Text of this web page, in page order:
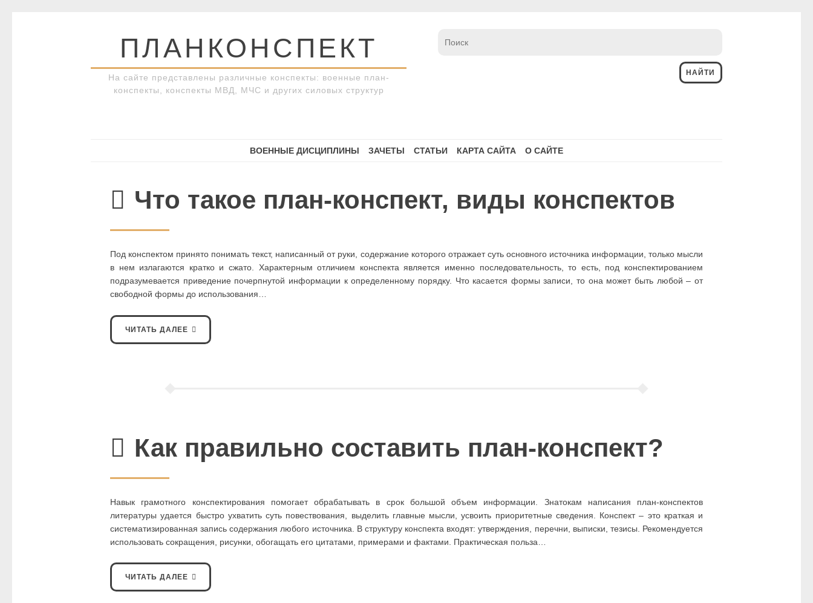
ПЛАНКОНСПЕКТ
На сайте представлены различные конспекты: военные план-
конспекты, конспекты МВД, МЧС и других силовых структур
ВОЕННЫЕ ДИСЦИПЛИНЫ ЗАЧЕТЫ СТАТЬИ КАРТА САЙТА О САЙТЕ
Что такое план-конспект, виды конспектов
Под конспектом принято понимать текст, написанный от руки, содержание которого отражает суть основного источника информации, только мысли
в нем излагаются кратко и сжато. Характерным отличием конспекта является именно последовательность, то есть, под конспектированием
подразумевается приведение почерпнутой информации к определенному порядку. Что касается формы записи, то она может быть любой – от
свободной формы до использования…
ЧИТАТЬ ДАЛЕЕ
Как правильно составить план-конспект?
Навык грамотного конспектирования помогает обрабатывать в срок большой объем информации. Знатокам написания план-конспектов
литературы удается быстро ухватить суть повествования, выделить главные мысли, усвоить приоритетные сведения. Конспект – это краткая и
систематизированная запись содержания любого источника. В структуру конспекта входят: утверждения, перечни, выписки, тезисы. Рекомендуется
использовать сокращения, рисунки, обогащать его цитатами, примерами и фактами. Практическая польза…
ЧИТАТЬ ДАЛЕЕ